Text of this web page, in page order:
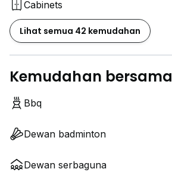
Cabinets
Lihat semua 42 kemudahan
Kemudahan bersama
Bbq
Dewan badminton
Dewan serbaguna